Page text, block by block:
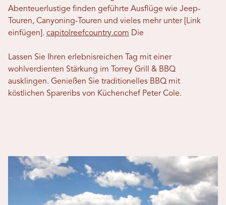
Abenteuerlustige finden geführte Ausflüge wie Jeep-
Touren, Canyoning-Touren und vieles mehr unter [Link
einfügen]. capitolreefcountry.com Die
Lassen Sie Ihren erlebnisreichen Tag mit einer
wohlverdienten Stärkung im Torrey Grill & BBQ
ausklingen. Genießen Sie traditionelles BBQ mit
köstlichen Spareribs von Küchenchef Peter Cole.